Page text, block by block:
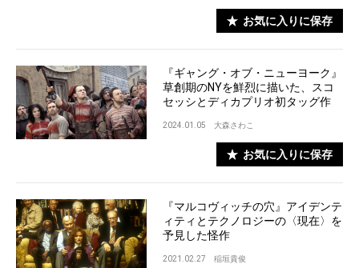
お気に入りに保存
『ギャング・オブ・ニューヨーク』
草創期のNYを鮮烈に描いた、スコ
セッシとディカプリオ初タッグ作
2024.01.05 大森さわこ
お気に入りに保存
『マルコヴィッチの穴』アイデンテ
ィティとテクノロジーの〈現在〉を
予見した怪作
2021.02.27 稲垣貴俊